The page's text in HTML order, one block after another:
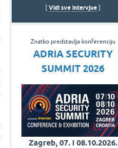
Vidi sve intervjue
Znatko predstavlja konferenciju
ADRIA SECURITY
SUMMIT 2026
Zagreb, 07. i 08.10.2026.